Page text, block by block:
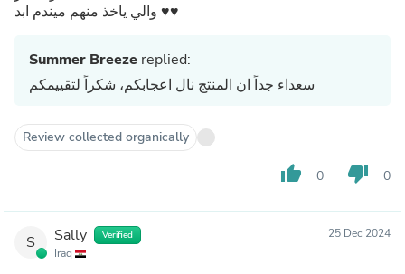
والي ياخذ منهم ميندم ابد ♥️♥️
Summer Breeze replied:
سعداء جداً ان المنتج نال اعجابكم، شكراً لتقييمكم
Review collected organically
thumb_up 0 thumb_down 0
S Sally Verified
Iraq
25 Dec 2024